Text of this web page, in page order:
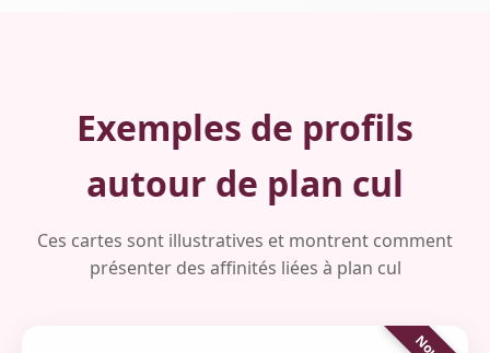
Exemples de profils
autour de plan cul
Ces cartes sont illustratives et montrent comment
présenter des affinités liées à plan cul